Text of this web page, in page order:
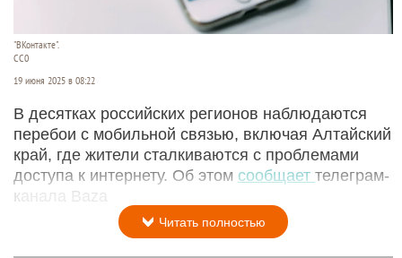
"ВКонтакте".
СС0
19 июня 2025 в 08:22
В десятках российских регионов наблюдаются
перебои с мобильной связью, включая Алтайский
край, где жители сталкиваются с проблемами
доступа к интернету. Об этом сообщает телеграм-
канала Baza
Читать полностью